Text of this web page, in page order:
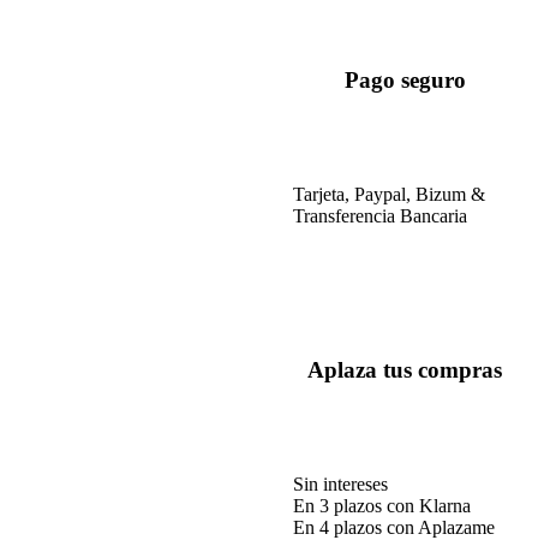
Pago seguro
Tarjeta, Paypal, Bizum &
Transferencia Bancaria
Aplaza tus compras
Sin intereses
En 3 plazos con Klarna
En 4 plazos con Aplazame